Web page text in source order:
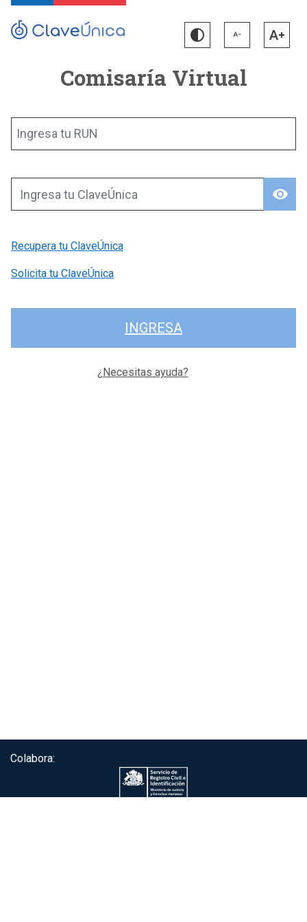
Comisaría Virtual
Ingresa tu RUN
visibility
Ingresa tu ClaveÚnica
Recupera tu ClaveÚnica
Solicita tu ClaveÚnica
INGRESA
¿Necesitas ayuda?
Colabora: